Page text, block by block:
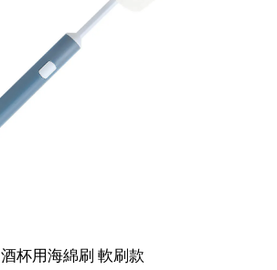
酒杯用海綿刷 軟刷款